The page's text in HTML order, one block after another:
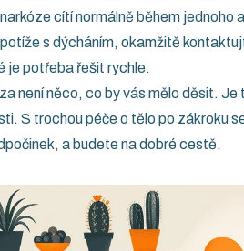
cítí normálně během
s dýcháním, okamžitě
je potřeba řešit rychle.
není něco, co by vás mělo děsit.
S trochou péče o tělo po zákroku
a budete na dobré cestě.